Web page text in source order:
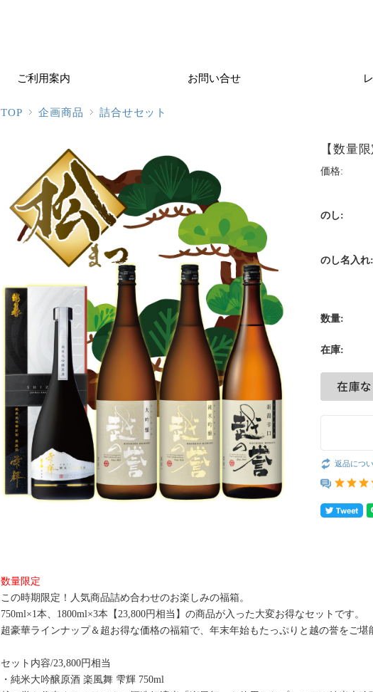
ご利用案内 お問い合せ
TOP 企画商品 詰合せセット
【数量
価格:
のし:
のし名入れ:
数量:
在庫:
返品につ
数量限定
この時期限定！人気商品詰め合わせのお楽しみの福箱。
750ml×1本、1800ml×3本【23,800円相当】の商品が入った大変お得なセットです。
超豪華ラインナップ＆超お得な価格の福箱で、年末年始もたっぷりと越の誉をご堪
セット内容/23,800円相当
・純米大吟醸原酒 楽風舞 雫輝 750ml